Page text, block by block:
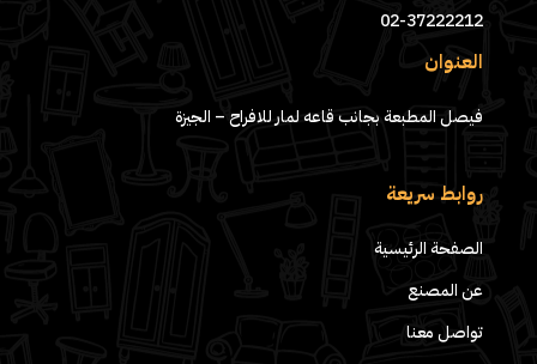
02-37222212
العنوان
فيصل المطبعة بجانب قاعه لمار للافراح – الجيزة
روابط سريعة
الصفحة الرئيسية
عن المصنع
تواصل معنا